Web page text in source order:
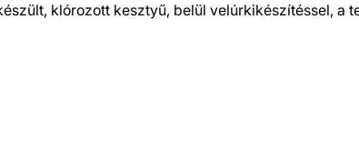
klórozott kesztyű, belül velúrkikészítéssel, a